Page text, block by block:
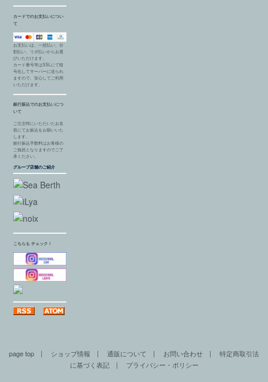
カードでのお支払いについ
て
お支払いは、一括払い、分
割払い、リボ払いからお選
びいただけます。
カード番号等はSSLにて暗
号化してサーバーに送られ
ますので、安心してご利用
いただけます。
銀行振込でのお支払いにつ
いて
ご注文時にいただいたお名
前にてお振込をお願いいた
します。
銀行振込手数料はお客様の
ご負担となりますのでご了
承ください。
グループ店舗のご紹介
こちらも チェック！
page top | ショップ情報 | 通販について | お問い合わせ | 特定商取引法
に基づく表記| プライバシー・ポリシー